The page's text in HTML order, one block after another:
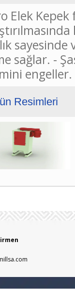
Elek Kepek
sağlar. -
engeller.
Resimleri